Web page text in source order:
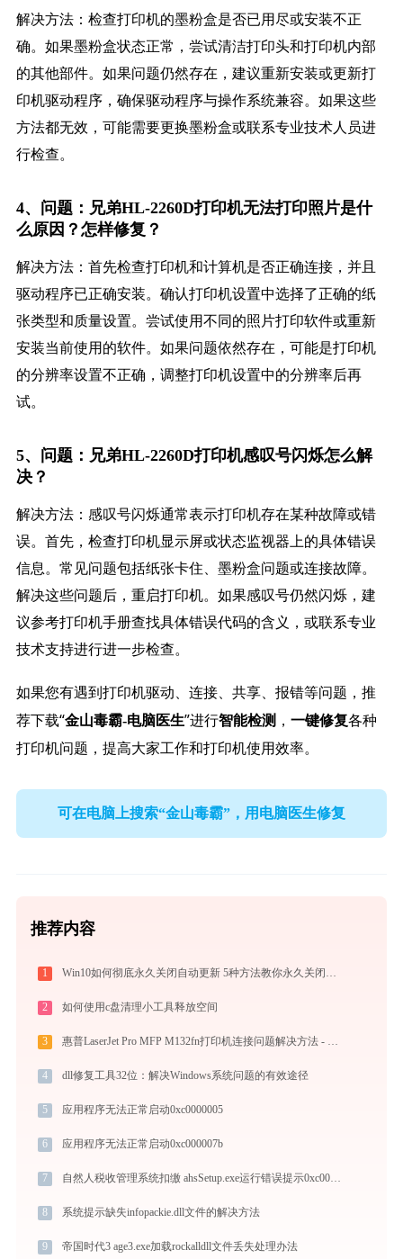
解决方法：检查打印机的墨粉盒是否已用尽或安装不正
确。如果墨粉盒状态正常，尝试清洁打印头和打印机内部
的其他部件。如果问题仍然存在，建议重新安装或更新打
印机驱动程序，确保驱动程序与操作系统兼容。如果这些
方法都无效，可能需要更换墨粉盒或联系专业技术人员进
行检查。
4、问题：兄弟HL-2260D打印机无法打印照片是什
么原因？怎样修复？
解决方法：首先检查打印机和计算机是否正确连接，并且
驱动程序已正确安装。确认打印机设置中选择了正确的纸
张类型和质量设置。尝试使用不同的照片打印软件或重新
安装当前使用的软件。如果问题依然存在，可能是打印机
的分辨率设置不正确，调整打印机设置中的分辨率后再
试。
5、问题：兄弟HL-2260D打印机感叹号闪烁怎么解
决？
解决方法：感叹号闪烁通常表示打印机存在某种故障或错
误。首先，检查打印机显示屏或状态监视器上的具体错误
信息。常见问题包括纸张卡住、墨粉盒问题或连接故障。
解决这些问题后，重启打印机。如果感叹号仍然闪烁，建
议参考打印机手册查找具体错误代码的含义，或联系专业
技术支持进行进一步检查。
如果您有遇到打印机驱动、连接、共享、报错等问题，推
荐下载“金山毒霸-电脑医生”进行智能检测， 一键修复各种
打印机问题，提高大家工作和打印机使用效率。
可在电脑上搜索“金山毒霸”，用电脑医生修复
推荐内容
1 Win10如何彻底永久关闭自动更新 5种方法教你永久关闭win10自动更新
2 如何使用c盘清理小工具释放空间
3 惠普LaserJet Pro MFP M132fn打印机连接问题解决方法 - 金山毒霸
4 dll修复工具32位：解决Windows系统问题的有效途径
5 应用程序无法正常启动0xc0000005
6 应用程序无法正常启动0xc000007b
7 自然人税收管理系统扣缴 ahsSetup.exe运行错误提示0xc000007b的解决办法
8 系统提示缺失infopackie.dll文件的解决方法
9 帝国时代3 age3.exe加载rockalldll文件丢失处理办法